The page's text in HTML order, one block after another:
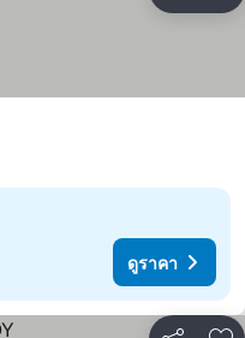
ดูราคา